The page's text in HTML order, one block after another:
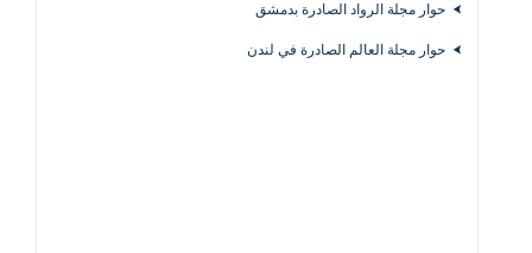
حوار مجلة الرواد الصادرة بدمشق
حوار مجلة العالم الصادرة في لندن